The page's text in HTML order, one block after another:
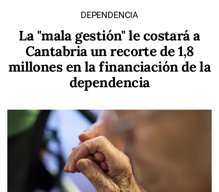
DEPENDENCIA
La "mala gestión" le costará a
Cantabria un recorte de 1,8
millones en la financiación de la
dependencia